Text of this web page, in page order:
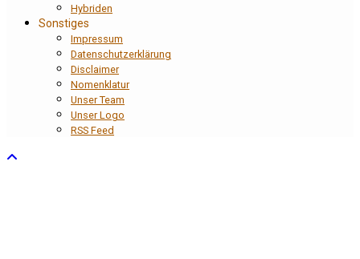
Hybriden
Sonstiges
Impressum
Datenschutzerklärung
Disclaimer
Nomenklatur
Unser Team
Unser Logo
RSS Feed